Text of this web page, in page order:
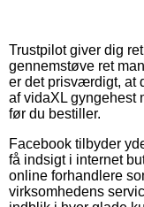
Trustpilot giver dig
gennemstøve ret
er det prisværdigt, at
af vidaXL gyngehest
før du bestiller.
Facebook tilbyder
få indsigt i internet
online forhandlere
virksomhedens